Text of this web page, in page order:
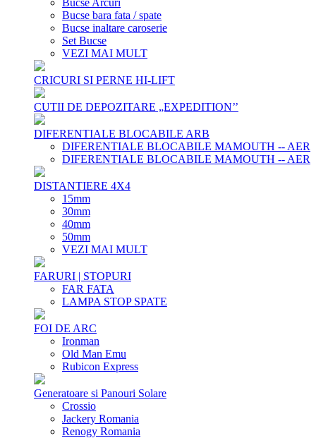
Bucse bara fata / spate
Bucse inaltare caroserie
Set Bucse
VEZI MAI MULT
CRICURI SI PERNE HI-LIFT
CUTII DE DEPOZITARE „EXPEDITION’’
DIFERENTIALE BLOCABILE ARB
DIFERENTIALE BLOCABILE MAMOUTH -- AER
DIFERENTIALE BLOCABILE MAMOUTH -- AER
DISTANTIERE 4X4
15mm
30mm
40mm
50mm
VEZI MAI MULT
FARURI | STOPURI
FAR FATA
LAMPA STOP SPATE
FOI DE ARC
Ironman
Old Man Emu
Rubicon Express
Generatoare si Panouri Solare
Crossio
Jackery Romania
Renogy Romania